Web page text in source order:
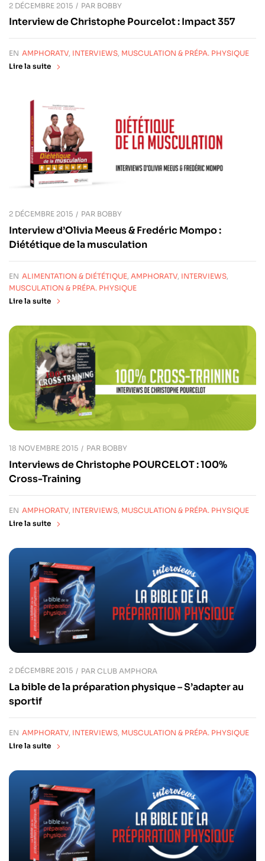
2 DÉCEMBRE 2015 PAR BOBBY
Interview de Christophe Pourcelot : Impact 357
EN AMPHORATV, INTERVIEWS, MUSCULATION & PRÉPA. PHYSIQUE
Lire la suite
2 DÉCEMBRE 2015 PAR BOBBY
Interview d’Olivia Meeus & Fredéric Mompo :
Diététique de la musculation
EN ALIMENTATION & DIÉTÉTIQUE, AMPHORATV, INTERVIEWS,
MUSCULATION & PRÉPA. PHYSIQUE
Lire la suite
18 NOVEMBRE 2015 PAR BOBBY
Interviews de Christophe POURCELOT : 100%
Cross-Training
EN AMPHORATV, INTERVIEWS, MUSCULATION & PRÉPA. PHYSIQUE
Lire la suite
2 DÉCEMBRE 2015 PAR CLUB AMPHORA
La bible de la préparation physique – S’adapter au
sportif
EN AMPHORATV, INTERVIEWS, MUSCULATION & PRÉPA. PHYSIQUE
Lire la suite